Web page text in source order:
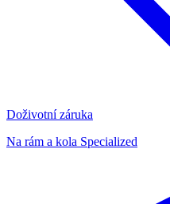
Doživotní záruka
Na rám a kola Specialized